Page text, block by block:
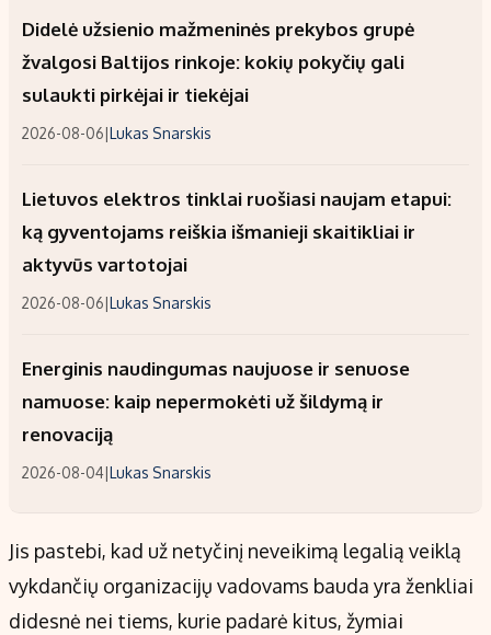
Didelė užsienio mažmeninės prekybos grupė
žvalgosi Baltijos rinkoje: kokių pokyčių gali
sulaukti pirkėjai ir tiekėjai
2026-08-06|Lukas Snarskis
Lietuvos elektros tinklai ruošiasi naujam etapui:
ką gyventojams reiškia išmanieji skaitikliai ir
aktyvūs vartotojai
2026-08-06|Lukas Snarskis
Energinis naudingumas naujuose ir senuose
namuose: kaip nepermokėti už šildymą ir
renovaciją
2026-08-04|Lukas Snarskis
Jis pastebi, kad už netyčinį neveikimą legalią veiklą
vykdančių organizacijų vadovams bauda yra ženkliai
didesnė nei tiems, kurie padarė kitus, žymiai